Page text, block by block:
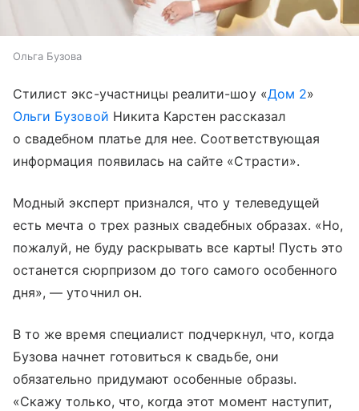
Ольга Бузова
Стилист экс-участницы реалити-шоу «Дом 2»
Ольги Бузовой Никита Карстен рассказал
о свадебном платье для нее. Соответствующая
информация появилась на сайте «Страсти».
Модный эксперт признался, что у телеведущей
есть мечта о трех разных свадебных образах. «Но,
пожалуй, не буду раскрывать все карты! Пусть это
останется сюрпризом до того самого особенного
дня», — уточнил он.
В то же время специалист подчеркнул, что, когда
Бузова начнет готовиться к свадьбе, они
обязательно придумают особенные образы.
«Скажу только, что, когда этот момент наступит,